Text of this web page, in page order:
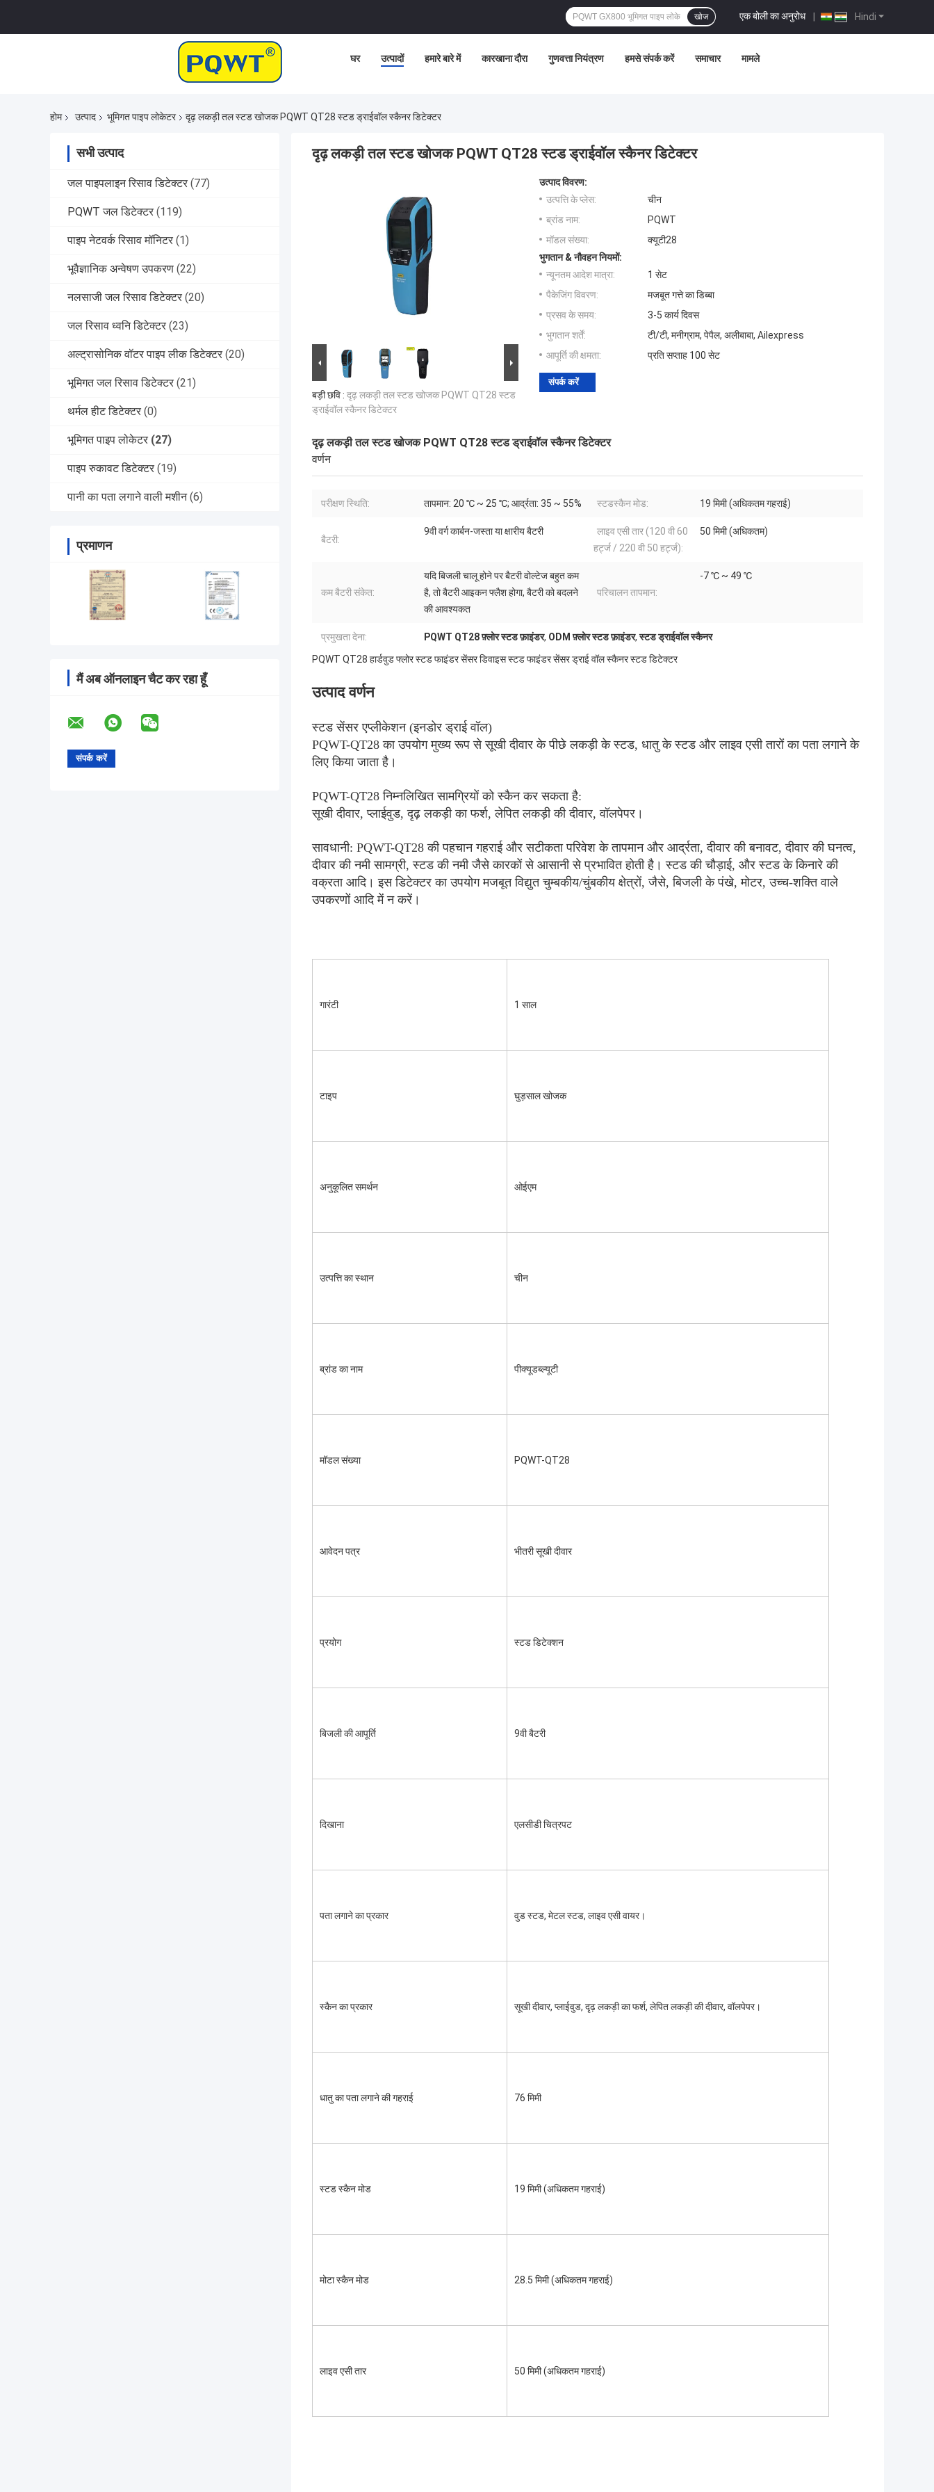
Hindi
एक बोली का अनुरोध |
खोज
घर उत्पादों हमारे बारे में कारखाना दौरा गुणवत्ता नियंत्रण हमसे संपर्क करें समाचार मामले
होम उत्पाद भूमिगत पाइप लोकेटर दृढ़ लकड़ी तल स्टड खोजक PQWT QT28 स्टड ड्राईवॉल स्कैनर डिटेक्टर
सभी उत्पाद
जल पाइपलाइन रिसाव डिटेक्टर (77)
PQWT जल डिटेक्टर (119)
पाइप नेटवर्क रिसाव मॉनिटर (1)
भूवैज्ञानिक अन्वेषण उपकरण (22)
नलसाजी जल रिसाव डिटेक्टर (20)
जल रिसाव ध्वनि डिटेक्टर (23)
अल्ट्रासोनिक वॉटर पाइप लीक डिटेक्टर (20)
भूमिगत जल रिसाव डिटेक्टर (21)
थर्मल हीट डिटेक्टर (0)
भूमिगत पाइप लोकेटर (27)
पाइप रुकावट डिटेक्टर (19)
पानी का पता लगाने वाली मशीन (6)
प्रमाणन
मैं अब ऑनलाइन चैट कर रहा हूँ
दृढ़ लकड़ी तल स्टड खोजक PQWT QT28 स्टड ड्राईवॉल स्कैनर डिटेक्टर
बड़ी छवि : दृढ़ लकड़ी तल स्टड खोजक PQWT QT28 स्टड
ड्राईवॉल स्कैनर डिटेक्टर
उत्पाद विवरण:
उत्पत्ति के प्लेस:
चीन
ब्रांड नाम:
PQWT
मॉडल संख्या:
क्यूटी28
भुगतान & नौवहन नियमों:
न्यूनतम आदेश मात्रा:
1 सेट
पैकेजिंग विवरण:
मजबूत गत्ते का डिब्बा
प्रसव के समय:
3-5 कार्य दिवस
भुगतान शर्तें:
टी/टी, मनीग्राम, पेपैल, अलीबाबा, Ailexpress
आपूर्ति की क्षमता:
प्रति सप्ताह 100 सेट
संपर्क करें
दृढ़ लकड़ी तल स्टड खोजक PQWT QT28 स्टड ड्राईवॉल स्कैनर डिटेक्टर
वर्णन
परीक्षण स्थिति: तापमान: 20 ℃ ~ 25 ℃; आर्द्रता: 35 ~ 55% स्टडस्कैन मोड: 19 मिमी (अधिकतम गहराई)
बैटरी:
9वी वर्ग कार्बन-जस्ता या क्षारीय बैटरी
लाइव एसी तार (120 वी 60
हर्ट्ज / 220 वी 50 हर्ट्ज):
50 मिमी (अधिकतम)
कम बैटरी संकेत:
यदि बिजली चालू होने पर बैटरी वोल्टेज बहुत कम
है, तो बैटरी आइकन फ्लैश होगा, बैटरी को बदलने
की आवश्यकत
परिचालन तापमान:
-7 ℃ ~ 49 ℃
प्रमुखता देना: PQWT QT28 फ़्लोर स्टड फ़ाइंडर, ODM फ़्लोर स्टड फ़ाइंडर,स्टड ड्राईवॉल स्कैनर
PQWT QT28 हार्डवुड फ्लोर स्टड फाइंडर सेंसर डिवाइस स्टड फाइंडर सेंसर ड्राई वॉल स्कैनर स्टड डिटेक्टर
उत्पाद वर्णन
स्टड सेंसर एप्लीकेशन (इनडोर ड्राई वॉल)
PQWT-QT28 का उपयोग मुख्य रूप से सूखी दीवार के पीछे लकड़ी के स्टड, धातु के स्टड और लाइव एसी तारों का पता लगाने के
लिए किया जाता है।
PQWT-QT28 निम्नलिखित सामग्रियों को स्कैन कर सकता है:
सूखी दीवार, प्लाईवुड, दृढ़ लकड़ी का फर्श, लेपित लकड़ी की दीवार, वॉलपेपर।
सावधानी: PQWT-QT28 की पहचान गहराई और सटीकता परिवेश के तापमान और आर्द्रता, दीवार की बनावट, दीवार की घनत्व,
दीवार की नमी सामग्री, स्टड की नमी जैसे कारकों से आसानी से प्रभावित होती है। स्टड की चौड़ाई, और स्टड के किनारे की
वक्रता आदि। इस डिटेक्टर का उपयोग मजबूत विद्युत चुम्बकीय/चुंबकीय क्षेत्रों, जैसे, बिजली के पंखे, मोटर, उच्च-शक्ति वाले
उपकरणों आदि में न करें।
गारंटी 1 साल
टाइप घुड़साल खोजक
अनुकूलित समर्थन ओईएम
उत्पत्ति का स्थान चीन
ब्रांड का नाम पीक्यूडब्ल्यूटी
मॉडल संख्या PQWT-QT28
आवेदन पत्र भीतरी सूखी दीवार
प्रयोग स्टड डिटेक्शन
बिजली की आपूर्ति 9वी बैटरी
दिखाना एलसीडी चित्रपट
पता लगाने का प्रकार वुड स्टड, मेटल स्टड, लाइव एसी वायर।
स्कैन का प्रकार सूखी दीवार, प्लाईवुड, दृढ़ लकड़ी का फर्श, लेपित लकड़ी की दीवार, वॉलपेपर।
धातु का पता लगाने की गहराई 76 मिमी
स्टड स्कैन मोड 19 मिमी (अधिकतम गहराई)
मोटा स्कैन मोड 28.5 मिमी (अधिकतम गहराई)
लाइव एसी तार 50 मिमी (अधिकतम गहराई)